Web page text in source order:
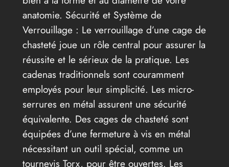
anatomie. Sécurité et Système de
Verrouillage : Le verrouillage d’une cage de
chasteté joue un rôle central pour assurer la
réussite et le sérieux de la pratique. Les
cadenas traditionnels sont couramment
employés pour leur simplicité. Les micro-
serrures en métal assurent une sécurité
équivalente. Des cages de chasteté sont
équipées d’une fermeture à vis en métal
nécessitant un outil spécial, comme un
tournevis Torx, pour être ouvertes. Les